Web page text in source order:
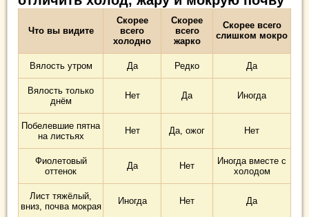
Что вы видите
Скорее
всего
холодно
Скорее
всего
жарко
Скорее всего
слишком мокро
Вялость утром Да Редко Да
Вялость только
днём
Нет Да Иногда
Побелевшие пятна
на листьях
Нет Да, ожог Нет
Фиолетовый
оттенок
Да Нет
Иногда вместе с
холодом
Лист тяжёлый,
вниз, почва мокрая
Иногда Нет Да